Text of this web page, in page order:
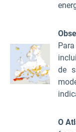
de
O